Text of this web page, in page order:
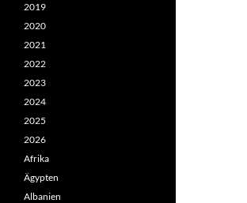
2019
2020
2021
2022
2023
2024
2025
2026
Afrika
Ägypten
Albanien